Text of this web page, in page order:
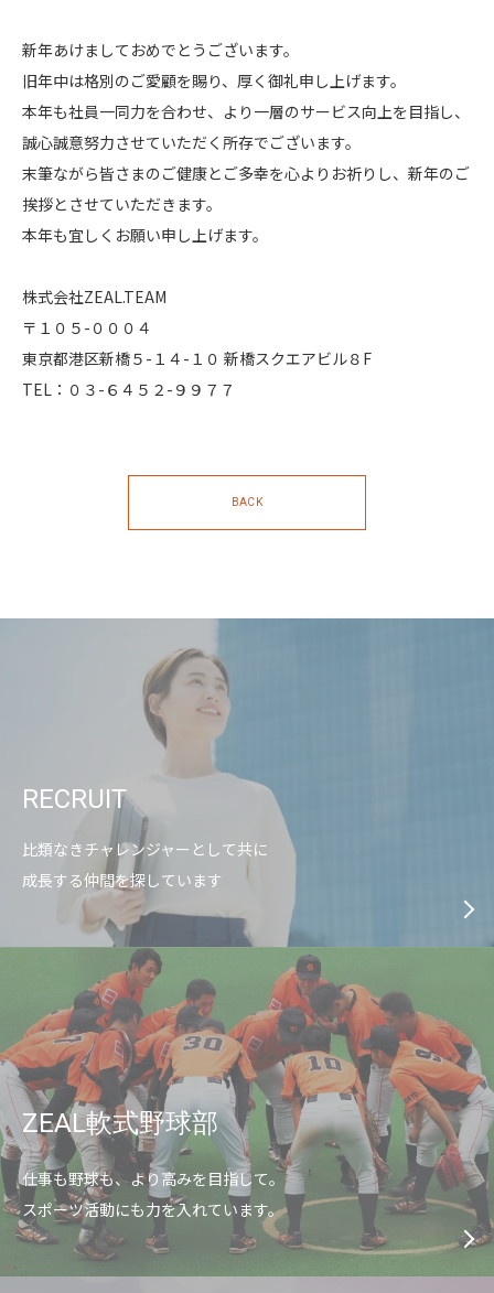
新年あけましておめでとうございます。
旧年中は格別のご愛顧を賜り、厚く御礼申し上げます。
本年も社員一同力を合わせ、より一層のサービス向上を目指し、
誠心誠意努力させていただく所存でございます。
末筆ながら皆さまのご健康とご多幸を心よりお祈りし、新年のご
挨拶とさせていただきます。
本年も宜しくお願い申し上げます。
株式会社ZEAL.TEAM
〒１０５-０００４
東京都港区新橋５-１４-１０ 新橋スクエアビル８F
TEL：０３-６４５２-９９７７
BACK
RECRUIT
比類なきチャレンジャーとして共に
成長する仲間を探しています
ZEAL軟式野球部
仕事も野球も、より高みを目指して。
スポーツ活動にも力を入れています。